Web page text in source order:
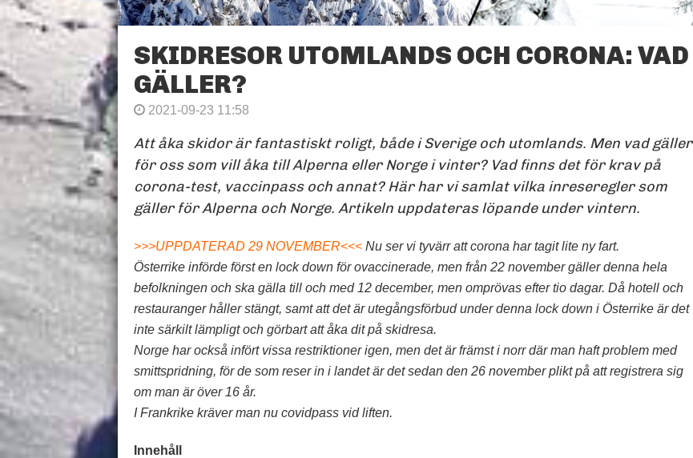
SKIDRESOR TILL ALPERNA
FOTO: PIXABAY/OLAMELIN
SKIDRESOR UTOMLANDS OCH CORONA: VAD
GÄLLER?
2021-09-23 11:58
Att åka skidor är fantastiskt roligt, både i Sverige och utomlands. Men vad gäller
för oss som vill åka till Alperna eller Norge i vinter? Vad finns det för krav på
corona-test, vaccinpass och annat? Här har vi samlat vilka inreseregler som
gäller för Alperna och Norge. Artikeln uppdateras löpande under vintern.
>>>UPPDATERAD 29 NOVEMBER<<< Nu ser vi tyvärr att corona har tagit lite ny fart.
Österrike införde först en lock down för ovaccinerade, men från 22 november gäller denna hela
befolkningen och ska gälla till och med 12 december, men omprövas efter tio dagar. Då hotell och
restauranger håller stängt, samt att det är utegångsförbud under denna lock down i Österrike är det
inte särkilt lämpligt och görbart att åka dit på skidresa.
Norge har också infört vissa restriktioner igen, men det är främst i norr där man haft problem med
smittspridning, för de som reser in i landet är det sedan den 26 november plikt på att registrera sig
om man är över 16 år.
I Frankrike kräver man nu covidpass vid liften.
Innehåll